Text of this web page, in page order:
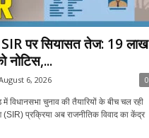
पर सियासत तेज: 19 लाख
नोटिस,...
6, 2026 0
में विधानसभा चुनाव की तैयारियों के बीच चल रही
(SIR) प्रक्रिया अब राजनीतिक विवाद का केंद्र